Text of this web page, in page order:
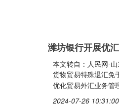
潍坊银行开展优
本文转自：人民网-
货物贸易特殊退汇
优化贸易外汇业务管
2024-07-26 10:31:00